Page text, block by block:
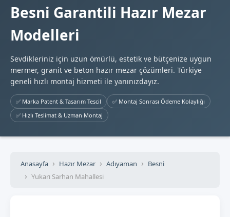
Besni Garantili Hazır Mezar
Modelleri
Sevdikleriniz için uzun ömürlü, estetik ve bütçenize uygun
mermer, granit ve beton hazır mezar çözümleri. Türkiye
geneli hızlı montaj hizmeti ile yanınızdayız.
✅ Marka Patent & Tasarım Tescil
✅ Montaj Sonrası Ödeme Kolaylığı
✅ Hızlı Teslimat & Uzman Montaj
Anasayfa Hazır Mezar Adıyaman
Besni
Yukarı Sarhan Mahallesi